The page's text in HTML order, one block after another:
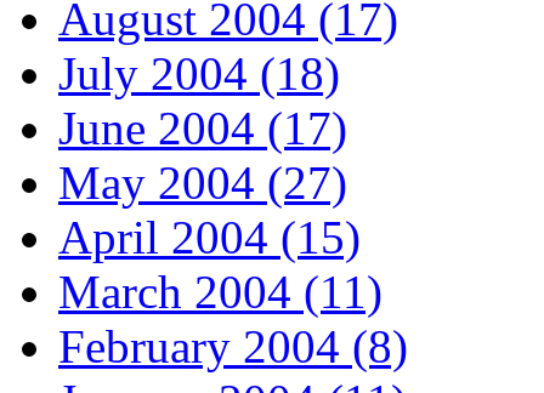
August 2004 (17)
July 2004 (18)
June 2004 (17)
May 2004 (27)
April 2004 (15)
March 2004 (11)
February 2004 (8)